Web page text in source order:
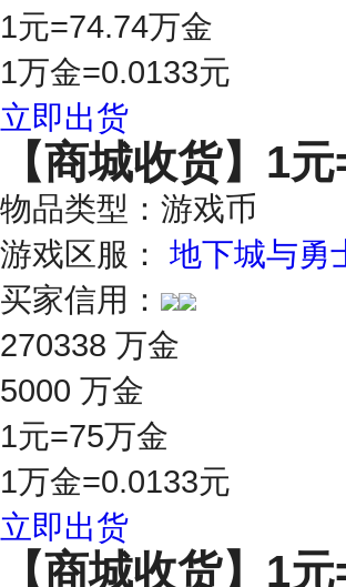
1元=74.74万金
1万金=0.0133元
立即出货
【商城收货】 1
物品类型：游戏币
游戏区服： 地下城与勇
买家信用：
270338 万金
5000 万金
1元=75万金
1万金=0.0133元
立即出货
【商城收货】 1